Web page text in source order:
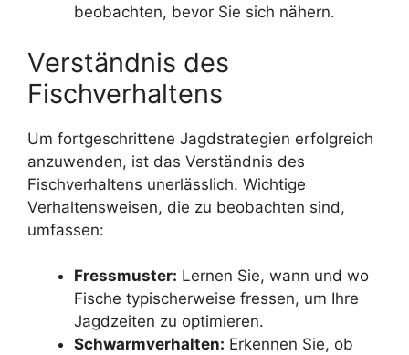
beobachten, bevor Sie sich nähern.
Verständnis des
Fischverhaltens
Um fortgeschrittene Jagdstrategien erfolgreich
anzuwenden, ist das Verständnis des
Fischverhaltens unerlässlich. Wichtige
Verhaltensweisen, die zu beobachten sind,
umfassen:
Fressmuster: Lernen Sie, wann und wo
Fische typischerweise fressen, um Ihre
Jagdzeiten zu optimieren.
Schwarmverhalten: Erkennen Sie, ob